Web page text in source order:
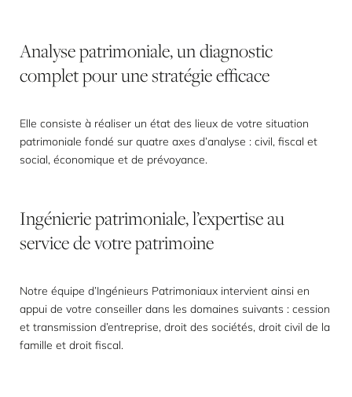
Analysepatrimoniale,undiagnostic
completpourunestratégieefficace
Elle consiste à réaliser un état des lieux de votre situation
patrimoniale fondé sur quatre axes d’analyse : civil, fiscal et
social, économique et de prévoyance.
Ingénieriepatrimoniale,l’expertiseau
servicedevotrepatrimoine
Notre équipe d’Ingénieurs Patrimoniaux intervient ainsi en
appui de votre conseiller dans les domaines suivants : cession
et transmission d’entreprise, droit des sociétés, droit civil de la
famille et droit fiscal.